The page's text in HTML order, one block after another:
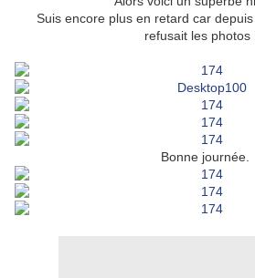
Suis encore plus en retard car
refusait les photos
Bonne journée.